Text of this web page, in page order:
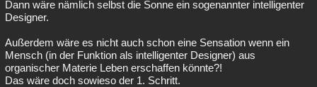
Dann wäre nämlich selbst die Sonne ein sogenannter intelligenter
Designer.
Außerdem wäre es nicht auch schon eine Sensation wenn ein
Mensch (in der Funktion als intelligenter Designer) aus
organischer Materie Leben erschaffen könnte?!
Das wäre doch sowieso der 1. Schritt.